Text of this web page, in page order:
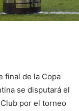
final de la Copa
se disputará el
por el torneo